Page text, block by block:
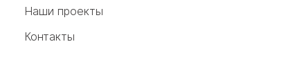
Наши проекты
Контакты